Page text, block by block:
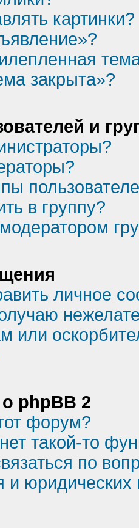
картинки?
закрыта»?
и
в группу?
личное
или
phpBB 2
форум?
такой-то
по
и